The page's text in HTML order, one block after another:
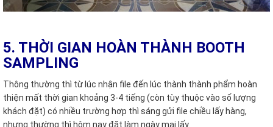
5. THỜI GIAN HOÀN THÀNH BOOTH
SAMPLING
Thông thường thì từ lúc nhận file đến lúc thành thành phẩm hoàn
thiện mất thời gian khoảng 3-4 tiếng (còn tùy thuộc vào số lượng
khách đặt) có nhiều trường hơp thì sáng gửi file chiều lấy hàng,
nhưng thường thì hôm nay đặt làm ngày mai lấy.